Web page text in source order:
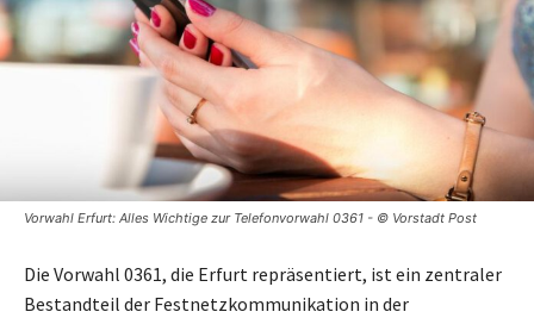
Vorwahl Erfurt: Alles Wichtige zur Telefonvorwahl 0361 - © Vorstadt Post
Die Vorwahl 0361, die Erfurt repräsentiert, ist ein zentraler
Bestandteil der Festnetzkommunikation in der